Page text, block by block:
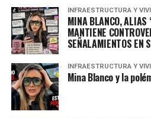
Posteriormente Guanajuato,
Estado de México, Querétaro y
pasos de Zacatecas para que la
cuota por cada tonelada de
INFRAESTRUCTURA Y
MINA BLANCO, ALIAS
MANTIENE
SEÑALAMIENTOS EN
INFRAESTRUCTURA Y
Mina Blanco y la